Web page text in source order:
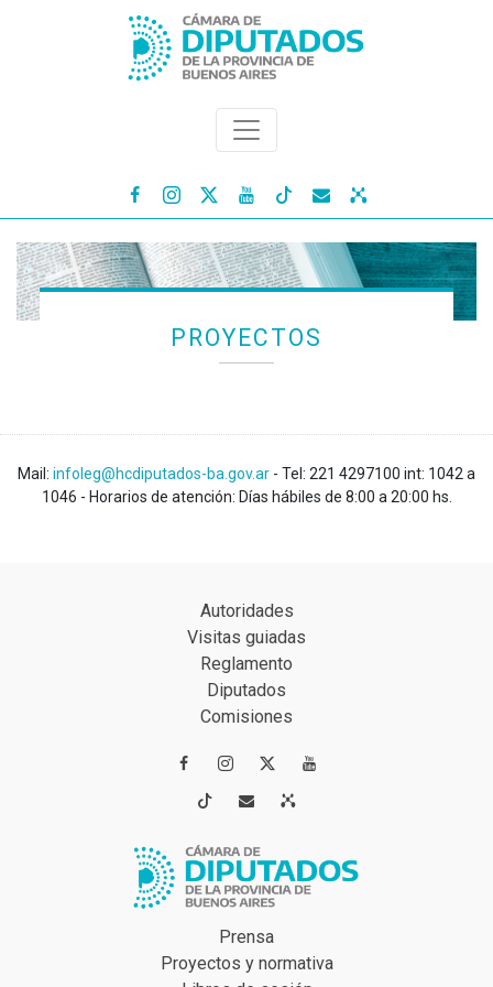
   
PROYECTOS
Mail: infoleg@hcdiputados-ba.gov.ar - Tel: 221 4297100 int: 1042 a
1046 - Horarios de atención: Días hábiles de 8:00 a 20:00 hs.
Autoridades
Visitas guiadas
Reglamento
Diputados
Comisiones
 
 
Prensa
Proyectos y normativa